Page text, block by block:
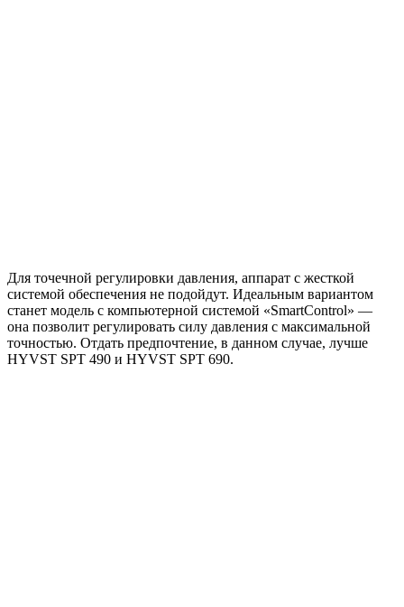
Для точечной регулировки давления, аппарат с жесткой
системой обеспечения не подойдут. Идеальным вариантом
станет модель с компьютерной системой «SmartControl» —
она позволит регулировать силу давления с максимальной
точностью. Отдать предпочтение, в данном случае, лучше
HYVST SPT 490 и HYVST SPT 690.